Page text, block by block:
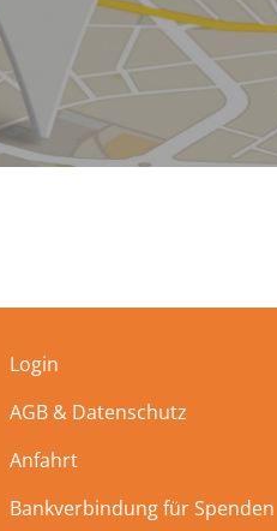
Login
AGB & Datenschutz
Anfahrt
Bankverbindung für Spenden